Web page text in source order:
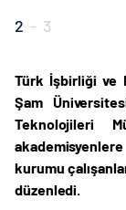
2 - 3
Türk İşbirliği ve
Şam
Teknolojileri
kurumu
düzenledi.